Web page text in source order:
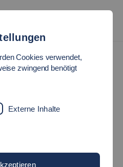
Cookies verwendet,
zwingend benötigt
Externe Inhalte